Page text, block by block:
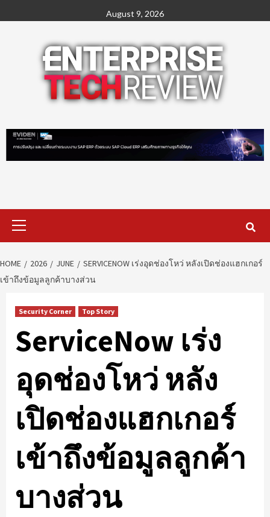
to
August 9, 2026
Primary
Menu
HOME 2026 JUNE
SERVICENOW เร่งอุดช่องโหว่ หลังเปิดช่องแฮกเกอร์
เข้าถึงข้อมูลลูกค้าบางส่วน
Security Corner Top Story
ServiceNow เร่ง
อุดช่องโหว่ หลัง
เปิดช่องแฮกเกอร์
เข้าถึงข้อมูลลูกค้า
บางส่วน